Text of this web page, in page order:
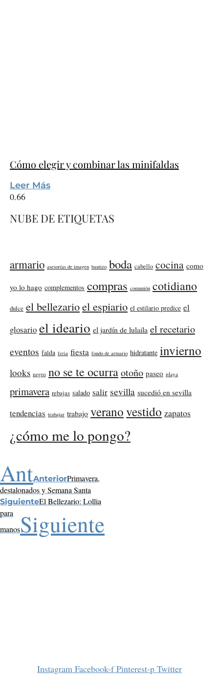
Cómo elegir y combinar las minifaldas
Leer Más
NUBE DE ETIQUETAS
armario asesorías de imagen bautizo boda cabello cocina como
yo lo hago complementos compras comunión cotidiano
dulce el bellezarioel espiario el estilario predice el
glosario el ideario el jardín de lulaila el recetario
eventos falda feria fiesta fondo de armario hidratante invierno
looks negro no se te ocurraotoño paseo playa
primavera rebajas salado salir sevilla sucedió en sevilla
tendencias trabajar trabajo veranovestido zapatos
¿cómo me lo pongo?
AntAnteriorPrimavera,
destalonados y Semana Santa
SiguienteEl Bellezario: Lollia
para
manosSiguiente
Instagram Facebook-f Pinterest-p Twitter